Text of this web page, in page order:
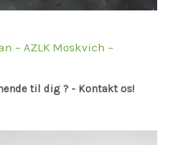
– AZLK Moskvich –
til dig ? - Kontakt os!